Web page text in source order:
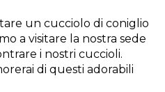
un cucciolo di coniglio
a visitare la nostra sede
i nostri cuccioli.
di questi adorabili